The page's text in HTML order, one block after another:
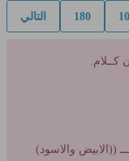
180 التالي
كــلام.
((الابيض والاسود)